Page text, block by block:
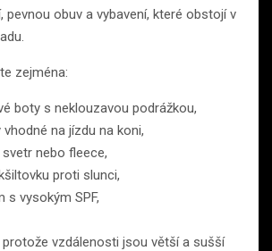
pevnou obuv a vybavení, které obstojí v
zejména:
boty s neklouzavou podrážkou,
na jízdu na koni,
svetr nebo fleece,
proti slunci,
s vysokým SPF,
protože vzdálenosti jsou větší a sušší